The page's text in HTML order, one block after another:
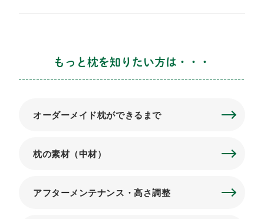
もっと枕を知りたい方は・・・
オーダーメイド枕ができるまで
枕の素材（中材）
アフターメンテナンス・高さ調整